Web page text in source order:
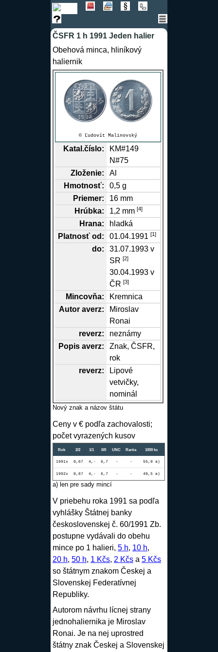
ČSFR 1 h 1991 Jeden halier
Obehová minca, hliníkový
haliernik
© Ľudovít Malinovský
Katal.číslo:
KM#149
N#75
Zloženie:
Al
Hmotnosť:
0,5 g
Priemer:
16 mm
Hrúbka:
1,2 mm[4]
Hrana:
hladká
Platnosť od:
01.04.1991[1]
do:
31.07.1993 v
SR[2]
30.04.1993 v
ČR[3]
Mincovňa:
Kremnica
Autor averz:
Miroslav
Ronai
reverz:
neznámy
Popis averz:
Znak, ČSFR,
rok
reverz:
Lipové
vetvičky,
nominál
Nový znak a názov štátu
Ceny v € podľa zachovalosti;
počet vyrazených kusov
Rok 2/2 1/1 0/0 UNC Rarita 1000 ks
1991x 0,67 4,- 6,7 - - 55,0 a)
1992x 0,67 4,- 6,7 - - 49,5 a)
a) len pre sady mincí
V priebehu roka 1991 sa podľa
vyhlášky Štátnej banky
československej č. 60/1991 Zb.
postupne vydávali do obehu
mince po 1 halieri, 5 h, 10 h,
20 h, 50 h, 1 Kčs, 2 Kčsa 5 Kčs
so štátnym znakom Českej a
Slovenskej Federatívnej
Republiky.
Autorom návrhu lícnej strany
jednohaliernika je Miroslav
Ronai. Je na nej uprostred
štátny znak Českej a Slovenskej